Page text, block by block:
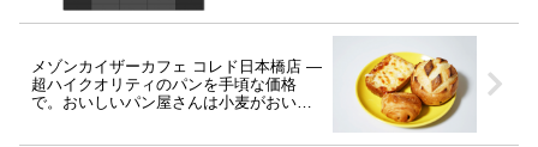
メゾンカイザーカフェ コレド日本橋店 ―
超ハイクオリティのパンを手頃な価格
で。おいしいパン屋さんは小麦がおいし